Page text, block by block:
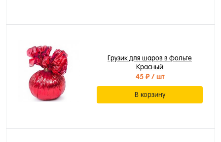
Грузик для шаров в фольге
Красный
45 ₽/ шт
В корзину